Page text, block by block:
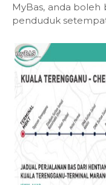
MyBas, anda
penduduk